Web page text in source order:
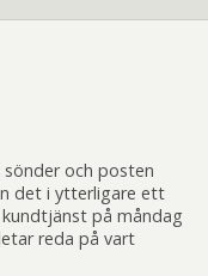
och posten
det i ytterligare ett
på måndag
reda på vart